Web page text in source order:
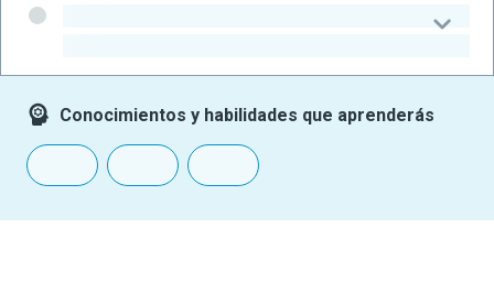
Conocimientos y habilidades que aprenderás